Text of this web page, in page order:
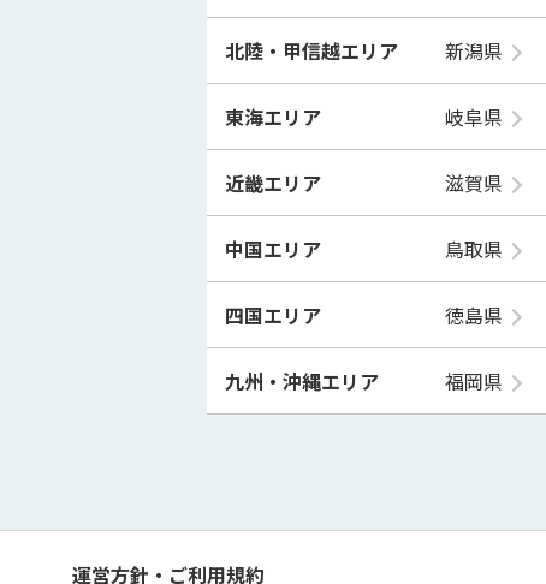
北陸・甲信越エリア 新潟県
東海エリア 岐阜県
近畿エリア 滋賀県
中国エリア 鳥取県
四国エリア 徳島県
九州・沖縄エリア 福岡県
運営方針・ご利用規約